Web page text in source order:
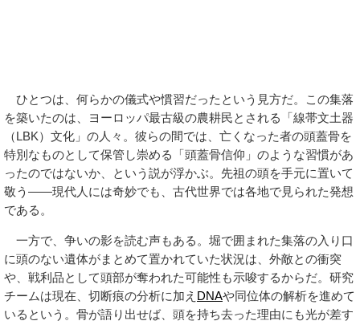
ひとつは、何らかの儀式や慣習だったという見方だ。この集落
を築いたのは、ヨーロッパ最古級の農耕民とされる「線帯文土器
（LBK）文化」の人々。彼らの間では、亡くなった者の頭蓋骨を
特別なものとして保管し崇める「頭蓋骨信仰」のような習慣があ
ったのではないか、という説が浮かぶ。先祖の頭を手元に置いて
敬う——現代人には奇妙でも、古代世界では各地で見られた発想
である。
一方で、争いの影を読む声もある。堀で囲まれた集落の入り口
に頭のない遺体がまとめて置かれていた状況は、外敵との衝突
や、戦利品として頭部が奪われた可能性も示唆するからだ。研究
チームは現在、切断痕の分析に加え DNAや同位体の解析を進めて
いるという。骨が語り出せば、頭を持ち去った理由にも光が差す